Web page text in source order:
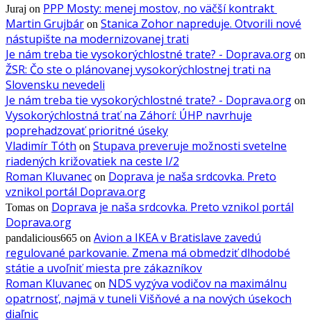
Juraj on PPP Mosty: menej mostov, no väčší kontrakt
Martin Grujbár on Stanica Zohor napreduje. Otvorili nové
nástupište na modernizovanej trati
Je nám treba tie vysokorýchlostné trate? - Doprava.org on
ŽSR: Čo ste o plánovanej vysokorýchlostnej trati na
Slovensku nevedeli
Je nám treba tie vysokorýchlostné trate? - Doprava.org on
Vysokorýchlostná trať na Záhorí: ÚHP navrhuje
poprehadzovať prioritné úseky
Vladimír Tóth on Stupava preveruje možnosti svetelne
riadených križovatiek na ceste I/2
Roman Kluvanec on Doprava je naša srdcovka. Preto
vznikol portál Doprava.org
Tomas on Doprava je naša srdcovka. Preto vznikol portál
Doprava.org
pandalicious665 on Avion a IKEA v Bratislave zavedú
regulované parkovanie. Zmena má obmedziť dlhodobé
státie a uvoľniť miesta pre zákazníkov
Roman Kluvanec on NDS vyzýva vodičov na maximálnu
opatrnosť, najmä v tuneli Višňové a na nových úsekoch
diaľnic